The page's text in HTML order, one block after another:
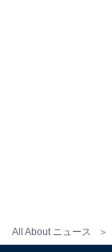
All About ニュース